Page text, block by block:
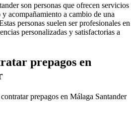
son personas que ofrecen servicios
acompañamiento a cambio de una
personas suelen ser profesionales en
personalizadas y satisfactorias a
prepagos en
prepagos en Málaga Santander